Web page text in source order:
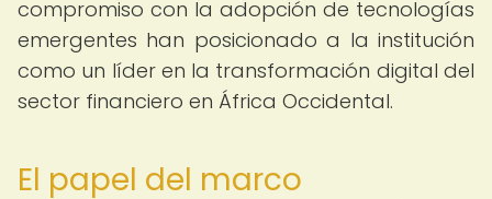
compromiso con la adopción de tecnologías
emergentes han posicionado a la institución
como un líder en la transformación digital del
sector financiero en África Occidental.
El papel del marco